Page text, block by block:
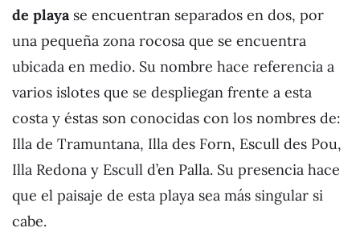
de playase encuentran separados en dos, por
una pequeña zona rocosa que se encuentra
ubicada en medio. Su nombre hace referencia a
varios islotes que se despliegan frente a esta
costa y éstas son conocidas con los nombres de:
Illa de Tramuntana, Illa des Forn, Escull des Pou,
Illa Redona y Escull d’en Palla. Su presencia hace
que el paisaje de esta playa sea más singular si
cabe.